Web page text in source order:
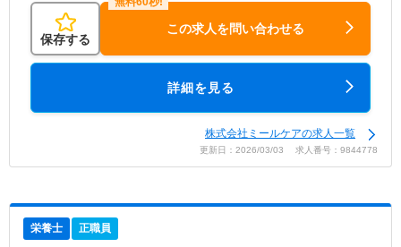
保存する
この求人を問い合わせる
詳細を見る
株式会社ミールケアの求人一覧
更新日：2026/03/03 求人番号：9844778
栄養士 正職員